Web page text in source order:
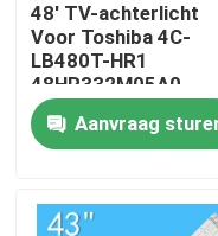
Huis
Producten
48' TV-achterlicht
Voor Toshiba 4C-
LB480T-HR1
48HR332M05A0
48D15005
48L26CMC
48L2500C
Aanvraag